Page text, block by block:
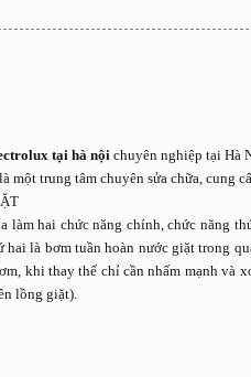
tại hà nộichuyên nghiệp tại Hà
một trung tâm chuyên sửa chữa, cung
làm hai chức năng chính, chức năng
hai là bơm tuần hoàn nước giặt trong
khi thay thế chỉ cần nhấm mạnh và
lồng giặt).